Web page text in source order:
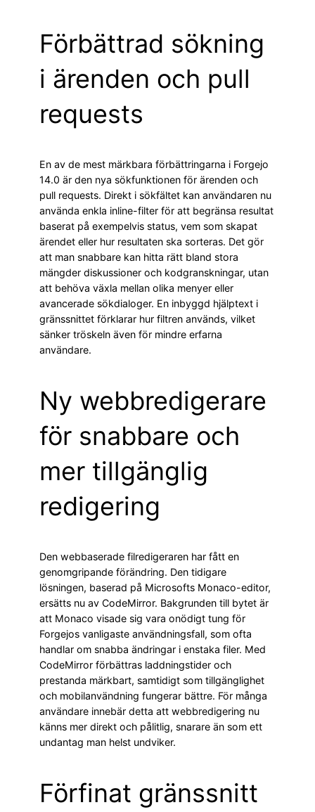
Förbättrad sökning
i ärenden och pull
requests
En av de mest märkbara förbättringarna i Forgejo
14.0 är den nya sökfunktionen för ärenden och
pull requests. Direkt i sökfältet kan användaren nu
använda enkla inline-filter för att begränsa resultat
baserat på exempelvis status, vem som skapat
ärendet eller hur resultaten ska sorteras. Det gör
att man snabbare kan hitta rätt bland stora
mängder diskussioner och kodgranskningar, utan
att behöva växla mellan olika menyer eller
avancerade sökdialoger. En inbyggd hjälptext i
gränssnittet förklarar hur filtren används, vilket
sänker tröskeln även för mindre erfarna
användare.
Ny webbredigerare
för snabbare och
mer tillgänglig
redigering
Den webbaserade filredigeraren har fått en
genomgripande förändring. Den tidigare
lösningen, baserad på Microsofts Monaco-editor,
ersätts nu av CodeMirror. Bakgrunden till bytet är
att Monaco visade sig vara onödigt tung för
Forgejos vanligaste användningsfall, som ofta
handlar om snabba ändringar i enstaka filer. Med
CodeMirror förbättras laddningstider och
prestanda märkbart, samtidigt som tillgänglighet
och mobilanvändning fungerar bättre. För många
användare innebär detta att webbredigering nu
känns mer direkt och pålitlig, snarare än som ett
undantag man helst undviker.
Förfinat gränssnitt